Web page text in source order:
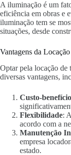
A iluminação é um
eficiência em obras e
iluminação tem se
situações, desde
Vantagens da
Optar pela locação de
diversas vantagens,
Custo-benefício
Flexibilidade:
acordo com a
Manutenção
empresa
estado.